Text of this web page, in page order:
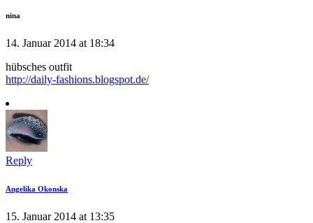
nina
14. Januar 2014 at 18:34
hübsches outfit
http://daily-fashions.blogspot.de/
Reply
Angelika Okonska
15. Januar 2014 at 13:35